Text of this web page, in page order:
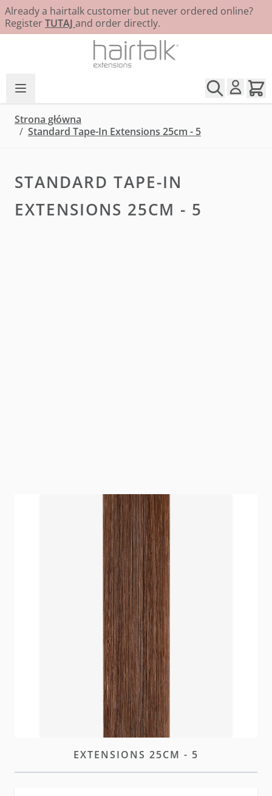
Already a hairtalk customer but never ordered online?
RegisterTUTAJ and order directly.
Strona główna
/ Standard Tape-In Extensions 25cm - 5
STANDARD TAPE-IN
EXTENSIONS 25CM - 5
Unsere neuen und verbesserten hairtalk Standard
Tape Extensions bieten denselben diskreten Look
mit optimierter Leistung und höherer Haltbarkeit.
załóż kontoaby zakupić ten artykuł.
OPISSTANDARD TAPE-IN
EXTENSIONS 25CM - 5